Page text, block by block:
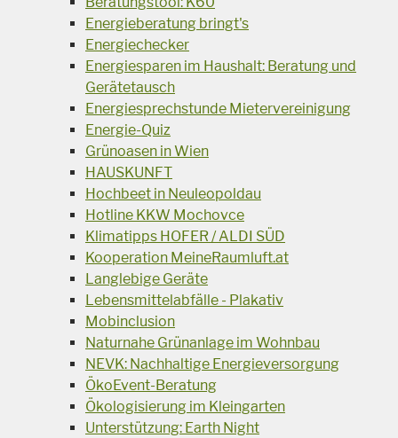
Energieberatung bringt's
Energiechecker
Energiesparen im Haushalt: Beratung und
Gerätetausch
Energiesprechstunde Mietervereinigung
Energie-Quiz
Grünoasen in Wien
HAUSKUNFT
Hochbeet in Neuleopoldau
Hotline KKW Mochovce
Klimatipps HOFER / ALDI SÜD
Kooperation MeineRaumluft.at
Langlebige Geräte
Lebensmittelabfälle - Plakativ
Mobinclusion
Naturnahe Grünanlage im Wohnbau
NEVK: Nachhaltige Energieversorgung
ÖkoEvent-Beratung
Ökologisierung im Kleingarten
Unterstützung: Earth Night